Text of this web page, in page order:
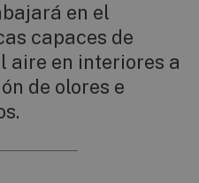
en el
capaces de
aire en interiores a
de olores e